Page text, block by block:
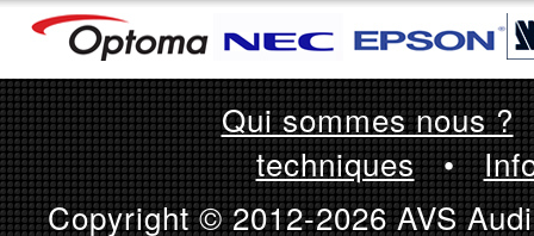
Qui sommes nous ?
techniques•
Copyright © 2012-2026 AVS